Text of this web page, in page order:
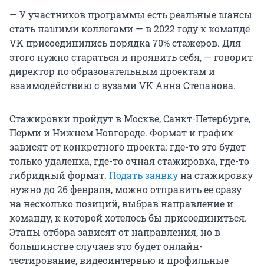
— У участников программы есть реальные шансы
стать нашими коллегами — в 2022 году к команде
VK присоединились порядка 70% стажеров. Для
этого нужно стараться и проявить себя, — говорит
директор по образовательным проектам и
взаимодействию с вузами VK Анна Степанова.
Стажировки пройдут в Москве, Санкт-Петербурге,
Перми и Нижнем Новгороде. Формат и график
зависят от конкретного проекта: где-то это будет
только удаленка, где-то очная стажировка, где-то
гибридный формат. Подать заявкуна стажировку
нужно до 26 февраля, можно отправить ее сразу
на несколько позиций, выбрав направление и
команду, к которой хотелось бы присоединиться.
Этапы отбора зависят от направления, но в
большинстве случаев это будет онлайн-
тестирование, видеоинтервью и профильные